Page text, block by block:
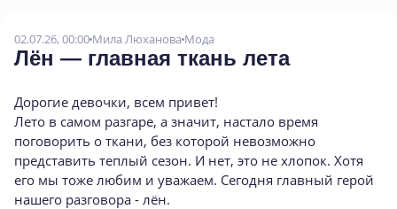
02.07.26, 00:00 Мила Люханова Мода
Лён — главная ткань лета
Дорогие девочки, всем привет!
Лето в самом разгаре, а значит, настало время
поговорить о ткани, без которой невозможно
представить теплый сезон. И нет, это не хлопок. Хотя
его мы тоже любим и уважаем. Сегодня главный герой
нашего разговора - лён.